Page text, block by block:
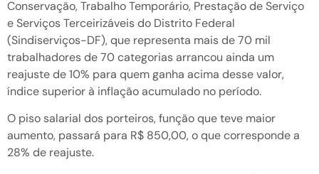
Conservação, Trabalho Temporário, Prestação de Serviço
e Serviços Terceirizáveis do Distrito Federal
(Sindiserviços-DF), que representa mais de 70 mil
trabalhadores de 70 categorias arrancou ainda um
reajuste de 10% para quem ganha acima desse valor,
índice superior à inflação acumulado no período.
O piso salarial dos porteiros, função que teve maior
aumento, passará para R$ 850,00, o que corresponde a
28% de reajuste.